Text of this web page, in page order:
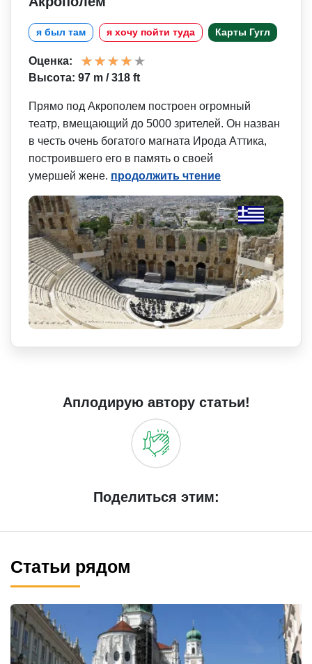
я был там я хочу пойти туда Карты Гугл
Оценка:
Высота: 97 m / 318 ft
Прямо под Акрополем построен огромный
театр, вмещающий до 5000 зрителей. Он назван
в честь очень богатого магната Ирода Аттика,
построившего его в память о своей
умершей жене. продолжить чтение
Аплодирую автору статьи!
Поделиться этим:
Статьи рядом